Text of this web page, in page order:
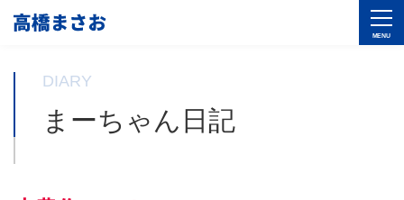
DIARY
まーちゃん日記